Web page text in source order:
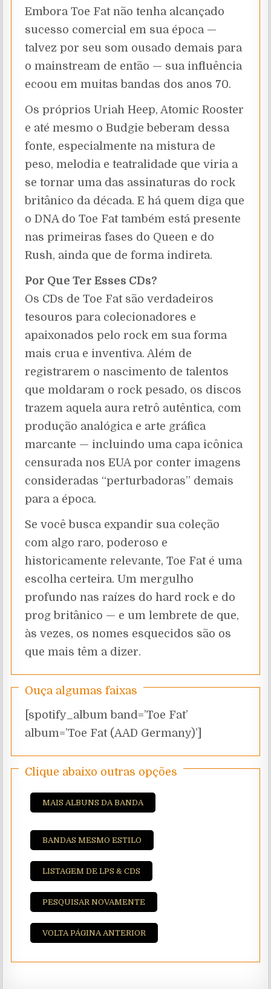
Embora Toe Fat não tenha alcançado
sucesso comercial em sua época —
talvez por seu som ousado demais para
o mainstream de então — sua influência
ecoou em muitas bandas dos anos 70.
Os próprios Uriah Heep, Atomic Rooster
e até mesmo o Budgie beberam dessa
fonte, especialmente na mistura de
peso, melodia e teatralidade que viria a
se tornar uma das assinaturas do rock
britânico da década. E há quem diga que
o DNA do Toe Fat também está presente
nas primeiras fases do Queen e do
Rush, ainda que de forma indireta.
Por Que Ter Esses CDs?
Os CDs de Toe Fat são verdadeiros
tesouros para colecionadores e
apaixonados pelo rock em sua forma
mais crua e inventiva. Além de
registrarem o nascimento de talentos
que moldaram o rock pesado, os discos
trazem aquela aura retrô autêntica, com
produção analógica e arte gráfica
marcante — incluindo uma capa icônica
censurada nos EUA por conter imagens
consideradas “perturbadoras” demais
para a época.
Se você busca expandir sua coleção
com algo raro, poderoso e
historicamente relevante, Toe Fat é uma
escolha certeira. Um mergulho
profundo nas raízes do hard rock e do
prog britânico — e um lembrete de que,
às vezes, os nomes esquecidos são os
que mais têm a dizer.
Ouça algumas faixas
[spotify_album band=’Toe Fat’
album=’Toe Fat (AAD Germany)’]
Clique abaixo outras opções
MAIS ALBUNS DA BANDA
BANDAS MESMO ESTILO
LISTAGEM DE LPS & CDS
PESQUISAR NOVAMENTE
VOLTA PÁGINA ANTERIOR